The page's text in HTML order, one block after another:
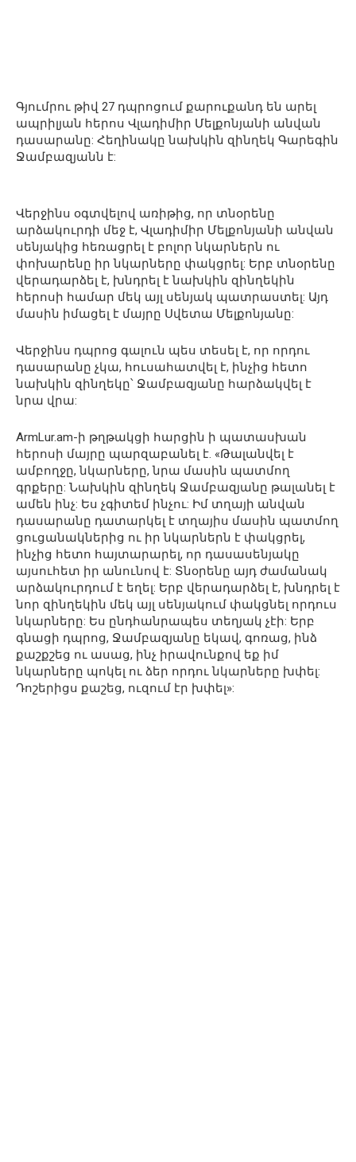
Գյումրու թիվ 27 դպրոցում քարուքանդ են արել
ապրիլյան հերոս Վլադիմիր Մելքոնյանի անվան
դասարանը: Հեղինակը նախկին զինղեկ Գարեգին
Ջամբազյանն է:
Վերջինս օգտվելով առիթից, որ տնօրենը
արձակուրդի մեջ է, Վլադիմիր Մելքոնյանի անվան
սենյակից հեռացրել է բոլոր նկարներն ու
փոխարենը իր նկարները փակցրել: Երբ տնօրենը
վերադարձել է, խնդրել է նախկին զինղեկին
հերոսի համար մեկ այլ սենյակ պատրաստել: Այդ
մասին իմացել է մայրը Սվետա Մելքոնյանը:
Վերջինս դպրոց գալուն պես տեսել է, որ որդու
դասարանը չկա, հուսահատվել է, ինչից հետո
նախկին զինղեկը՝ Ջամբազյանը հարձակվել է
նրա վրա:
ArmLur.am-ի թղթակցի հարցին ի պատասխան
հերոսի մայրը պարզաբանել է. «Թալանվել է
ամբողջը, նկարները, նրա մասին պատմող
գրքերը: Նախկին զինղեկ Ջամբազյանը թալանել է
ամեն ինչ: Ես չգիտեմ ինչու: Իմ տղայի անվան
դասարանը դատարկել է տղայիս մասին պատմող
ցուցանակներից ու իր նկարներն է փակցրել,
ինչից հետո հայտարարել, որ դասասենյակը
այսուհետ իր անունով է: Տնօրենը այդ ժամանակ
արձակուրդում է եղել: Երբ վերադարձել է, խնդրել է
նոր զինղեկին մեկ այլ սենյակում փակցնել որդուս
նկարները: Ես ընդհանրապես տեղյակ չէի: Երբ
գնացի դպրոց, Ջամբազյանը եկավ, գոռաց, ինձ
քաշքշեց ու ասաց, ինչ իրավունքով եք իմ
նկարները պոկել ու ձեր որդու նկարները խփել:
Դոշերիցս քաշեց, ուզում էր խփել»: